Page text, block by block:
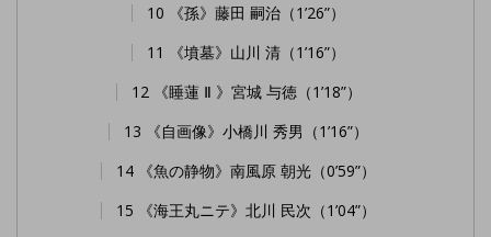
10 《孫》藤田 嗣治（1’26”）
11 《墳墓》山川 清（1’16”）
12 《睡蓮 Ⅱ 》宮城 与徳（1’18”）
13 《自画像》小橋川 秀男（1’16”）
14 《魚の静物》南風原 朝光（0’59”）
15 《海王丸ニテ》北川 民次（1’04”）